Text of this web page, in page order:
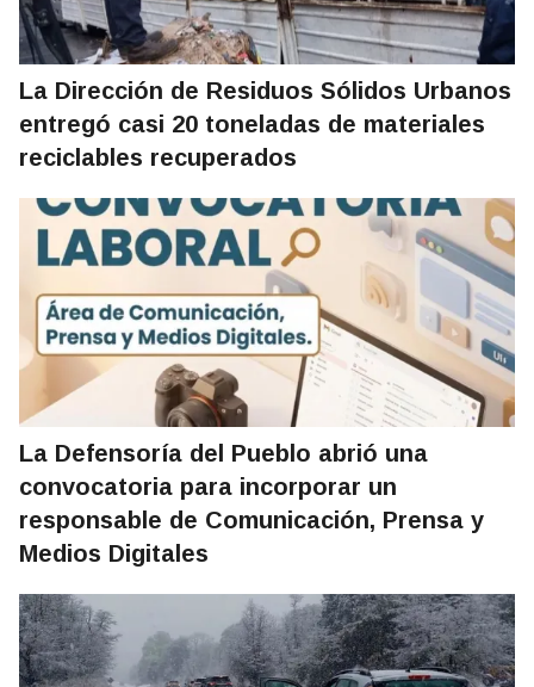
La Dirección de Residuos Sólidos Urbanos
entregó casi 20 toneladas de materiales
reciclables recuperados
La Defensoría del Pueblo abrió una
convocatoria para incorporar un
responsable de Comunicación, Prensa y
Medios Digitales